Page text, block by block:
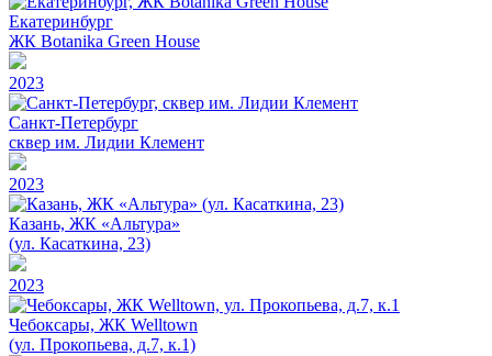
Екатеринбург
ЖК Botanika Green House
2023
Санкт-Петербург
сквер им. Лидии Клемент
2023
Казань, ЖК «Альтура»
(ул. Касаткина, 23)
2023
Чебоксары, ЖК Welltown
(ул. Прокопьева, д.7, к.1)